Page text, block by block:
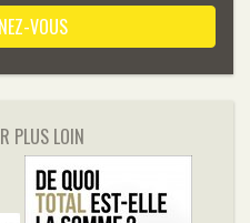
VOUS
PLUS LOIN